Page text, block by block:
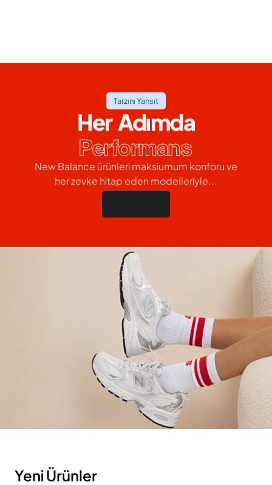
Tarzını Yansıt
Her Adımda
Performans
New Balance ürünleri maksiumum konforu ve
her zevke hitap eden modelleriyle...
Yeni Ürünler